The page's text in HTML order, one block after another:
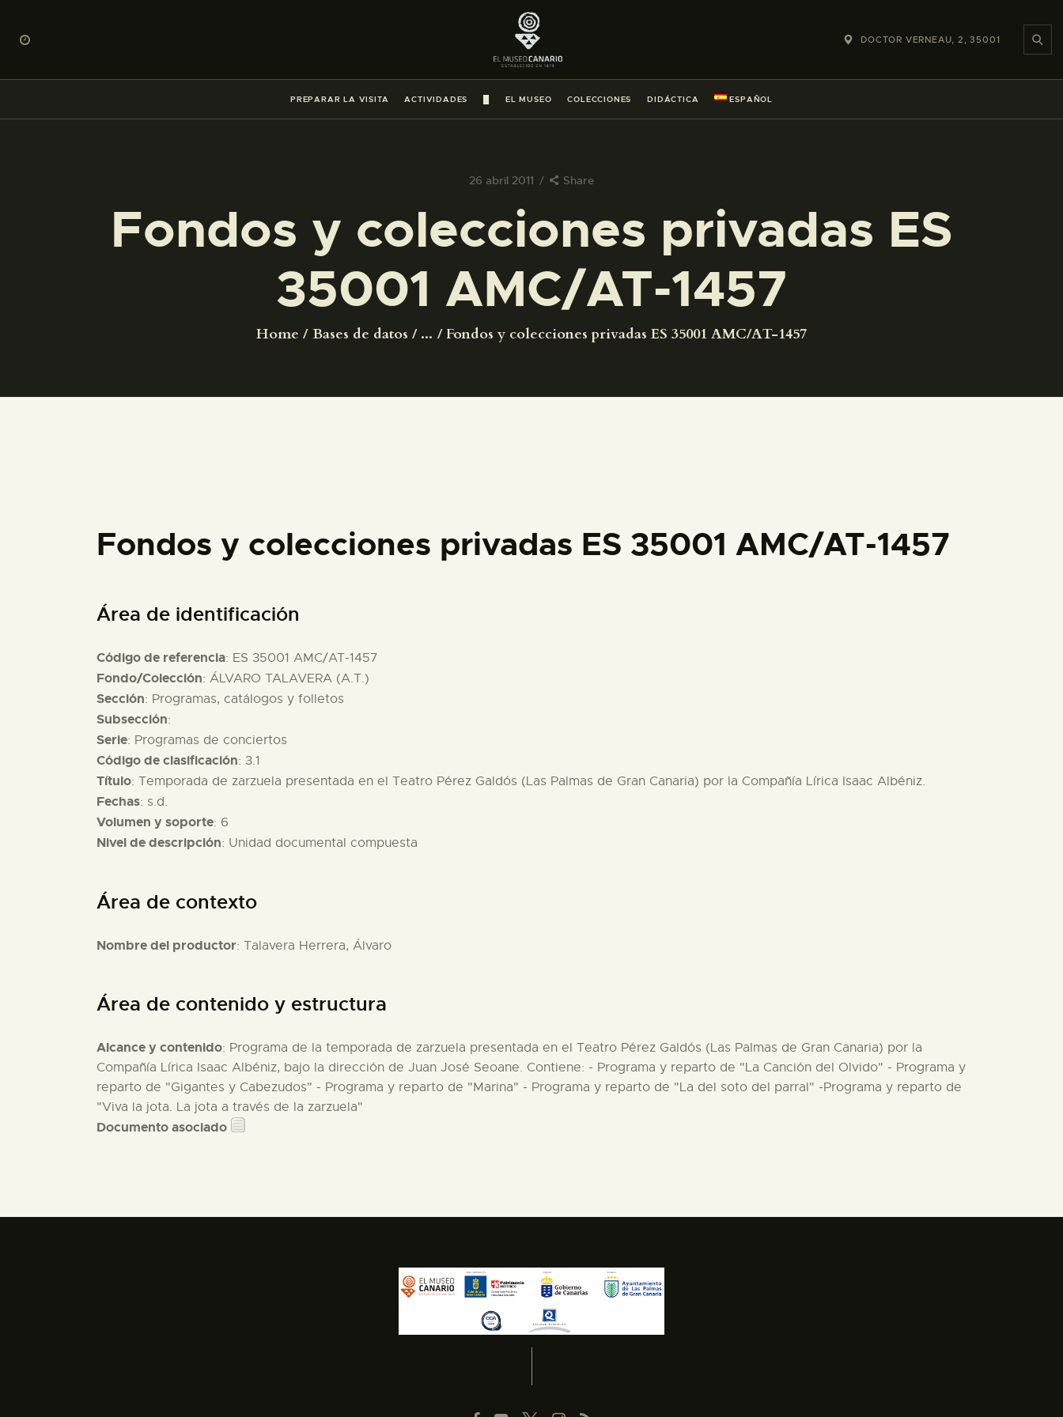
DOCTOR VERNEAU, 2, 35001
PREPARAR LA VISITA ACTIVIDADES EL MUSEO COLECCIONES DIDÁCTICA ESPAÑOL
26 abril 2011 Share
Fondos y colecciones privadas ES
35001 AMC/AT-1457
Home Bases de datos ... Fondos y colecciones privadas ES 35001 AMC/AT-1457
PREPARAR LA VISITA
ACTIVIDADES
█
COLECCIONES
DIDÁCTICA
ESPAÑOL
Fondos y colecciones privadas ES 35001 AMC/AT-1457
Área de identificación
Código de referencia: ES 35001 AMC/AT-1457
Fondo/Colección: ÁLVARO TALAVERA (A.T.)
Sección: Programas, catálogos y folletos
Subsección:
Serie: Programas de conciertos
Código de clasificación: 3.1
Título: Temporada de zarzuela presentada en el Teatro Pérez Galdós (Las Palmas de Gran Canaria) por la Compañía Lírica Isaac Albéniz.
Fechas: s.d.
Volumen y soporte: 6
Nivel de descripción: Unidad documental compuesta
Área de contexto
Nombre del productor: Talavera Herrera, Álvaro
Área de contenido y estructura
Alcance y contenido: Programa de la temporada de zarzuela presentada en el Teatro Pérez Galdós (Las Palmas de Gran Canaria) por la
Compañía Lírica Isaac Albéniz, bajo la dirección de Juan José Seoane. Contiene: - Programa y reparto de "La Canción del Olvido" - Programa y
reparto de "Gigantes y Cabezudos" - Programa y reparto de "Marina" - Programa y reparto de "La del soto del parral" -Programa y reparto de
"Viva la jota. La jota a través de la zarzuela"
Documento asociado